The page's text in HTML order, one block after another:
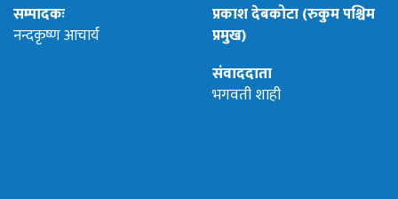
सम्पादकः
नन्दकृष्ण आचार्य
प्रकाश देबकोटा (रुकुम पश्चिम
प्रमुख)
संवाददाता
भगवती शाही